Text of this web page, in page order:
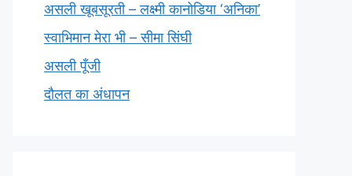
असली खूबसूरती – लक्ष्मी कानोडिया ‘अनिका’
स्वाभिमान मेरा भी – सीमा सिंघी
असली पूँजी
दौलत का अंधापन